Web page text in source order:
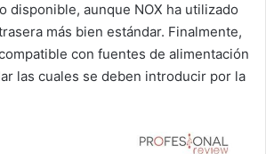
disponible, aunque NOX ha utilizado
más bien estándar. Finalmente,
con fuentes de alimentación
las cuales se deben introducir por la